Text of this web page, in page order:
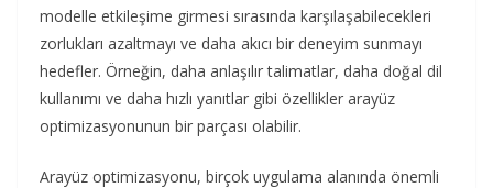
modelle etkileşime girmesi sırasında karşılaşabilecekleri
zorlukları azaltmayı ve daha akıcı bir deneyim sunmayı
hedefler. Örneğin, daha anlaşılır talimatlar, daha doğal dil
kullanımı ve daha hızlı yanıtlar gibi özellikler arayüz
optimizasyonunun bir parçası olabilir.
Arayüz optimizasyonu, birçok uygulama alanında önemli